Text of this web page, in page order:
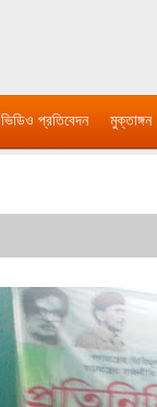
ভিডিও প্রতিবেদন মুক্তাঙ্গন